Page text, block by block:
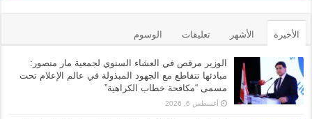
الأخيرة الأشهر تعليقات الوسوم
الوزير مرقص في العشاء السنوي لجمعية مار منصور:
مبادئها تتقاطع مع الجهود المبذولة في عالم الإعلام تحت
مسمى “مكافحة خطاب الكراهية”
أغسطس 6, 2026